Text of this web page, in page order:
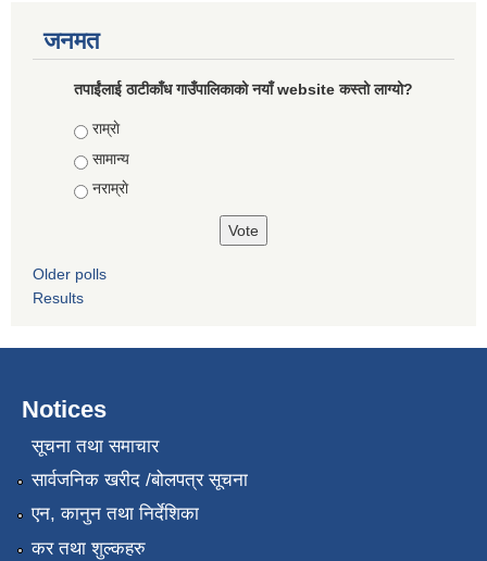
जनमत
तपाईंलाई ठाटीकाँध गाउँपालिकाको नयाँ website कस्तो लाग्यो?
Choices
राम्राे
सामान्य
नराम्राे
Older polls
Results
Notices
सूचना तथा समाचार
सार्वजनिक खरीद /बोलपत्र सूचना
एन, कानुन तथा निर्देशिका
कर तथा शुल्कहरु